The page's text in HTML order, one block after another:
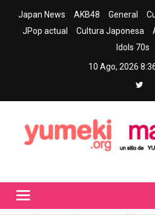
Japan News AKB48 General
JPop actual
Cultura Japonesa
Idols 70s
10 Ago, 2026